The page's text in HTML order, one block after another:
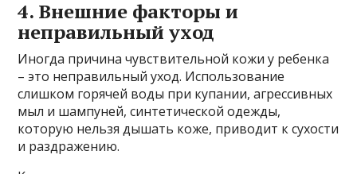
4. Внешние факторы и
неправильный уход
Иногда причина чувствительной кожи у ребенка
– это неправильный уход. Использование
слишком горячей воды при купании, агрессивных
мыл и шампуней, синтетической одежды,
которую нельзя дышать коже, приводит к сухости
и раздражению.